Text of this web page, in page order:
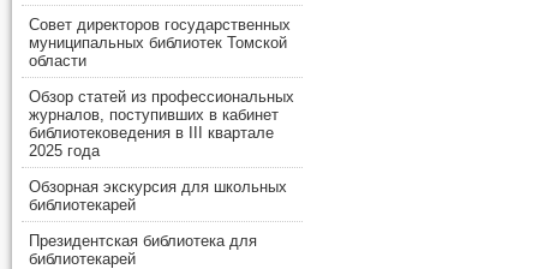
Совет директоров государственных
муниципальных библиотек Томской
области
Обзор статей из профессиональных
журналов, поступивших в кабинет
библиотековедения в III квартале
2025 года
Обзорная экскурсия для школьных
библиотекарей
Президентская библиотека для
библиотекарей